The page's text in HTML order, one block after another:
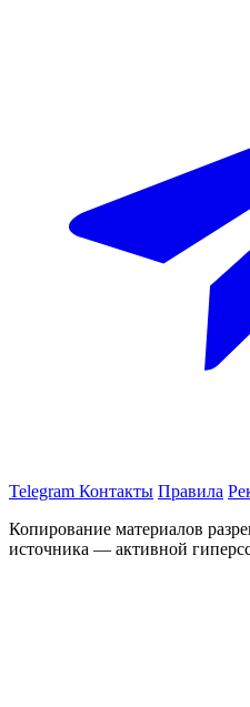
Telegram Контакты Правила
Копирование материалов
источника — активной